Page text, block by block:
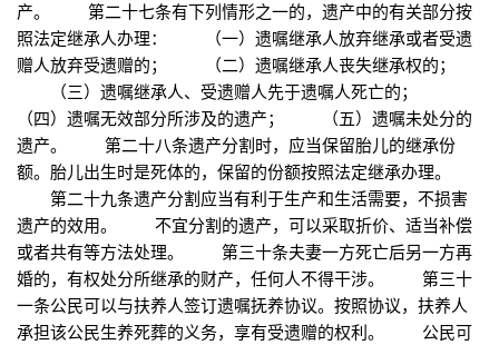
产。 第二十七条有下列情形之一的，遗产中的有关部分按
照法定继承人办理： （一）遗嘱继承人放弃继承或者受遗
赠人放弃受遗赠的； （二）遗嘱继承人丧失继承权的；
（三）遗嘱继承人、受遗赠人先于遗嘱人死亡的；
（四）遗嘱无效部分所涉及的遗产； （五）遗嘱未处分的
遗产。 第二十八条遗产分割时，应当保留胎儿的继承份
额。胎儿出生时是死体的，保留的份额按照法定继承办理。
第二十九条遗产分割应当有利于生产和生活需要，不损害
遗产的效用。 不宜分割的遗产，可以采取折价、适当补偿
或者共有等方法处理。 第三十条夫妻一方死亡后另一方再
婚的，有权处分所继承的财产，任何人不得干涉。 第三十
一条公民可以与扶养人签订遗嘱抚养协议。按照协议，扶养人
承担该公民生养死葬的义务，享有受遗赠的权利。 公民可